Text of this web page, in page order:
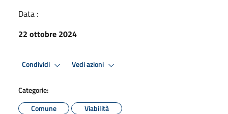
Data :
22 ottobre 2024
Condividi Vedi azioni
Categorie:
Comune
Viabilità